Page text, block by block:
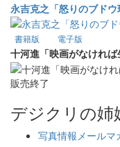
永吉克之「怒りのブドウ
書籍版 電子版
十河進「映画がなければ
販売終了
デジクリの姉
写真情報メールマ